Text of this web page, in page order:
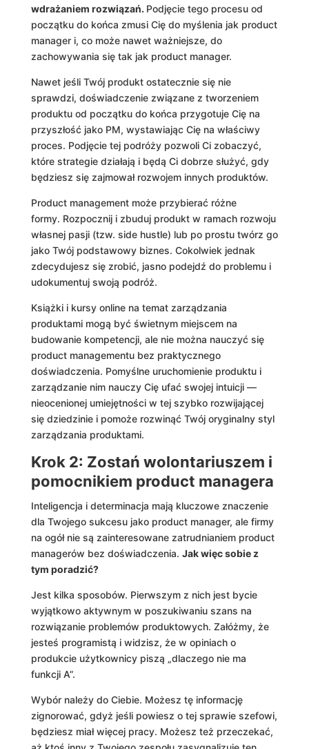
wdrażaniem rozwiązań. Podjęcie tego procesu od
początku do końca zmusi Cię do myślenia jak product
manager i, co może nawet ważniejsze, do
zachowywania się tak jak product manager.
Nawet jeśli Twój produkt ostatecznie się nie
sprawdzi, doświadczenie związane z tworzeniem
produktu od początku do końca przygotuje Cię na
przyszłość jako PM, wystawiając Cię na właściwy
proces. Podjęcie tej podróży pozwoli Ci zobaczyć,
które strategie działają i będą Ci dobrze służyć, gdy
będziesz się zajmował rozwojem innych produktów.
Product management może przybierać różne
formy. Rozpocznij i zbuduj produkt w ramach rozwoju
własnej pasji (tzw. side hustle) lub po prostu twórz go
jako Twój podstawowy biznes. Cokolwiek jednak
zdecydujesz się zrobić, jasno podejdź do problemu i
udokumentuj swoją podróż.
Książki i kursy online na temat zarządzania
produktami mogą być świetnym miejscem na
budowanie kompetencji, ale nie można nauczyć się
product managementu bez praktycznego
doświadczenia. Pomyślne uruchomienie produktu i
zarządzanie nim nauczy Cię ufać swojej intuicji —
nieocenionej umiejętności w tej szybko rozwijającej
się dziedzinie i pomoże rozwinąć Twój oryginalny styl
zarządzania produktami.
Krok 2: Zostań wolontariuszem i
pomocnikiem product managera
Inteligencja i determinacja mają kluczowe znaczenie
dla Twojego sukcesu jako product manager, ale firmy
na ogół nie są zainteresowane zatrudnianiem product
managerów bez doświadczenia. Jak więc sobie z
tym poradzić?
Jest kilka sposobów. Pierwszym z nich jest bycie
wyjątkowo aktywnym w poszukiwaniu szans na
rozwiązanie problemów produktowych. Załóżmy, że
jesteś programistą i widzisz, że w opiniach o
produkcie użytkownicy piszą „dlaczego nie ma
funkcji A”.
Wybór należy do Ciebie. Możesz tę informację
zignorować, gdyż jeśli powiesz o tej sprawie szefowi,
będziesz miał więcej pracy. Możesz też przeczekać,